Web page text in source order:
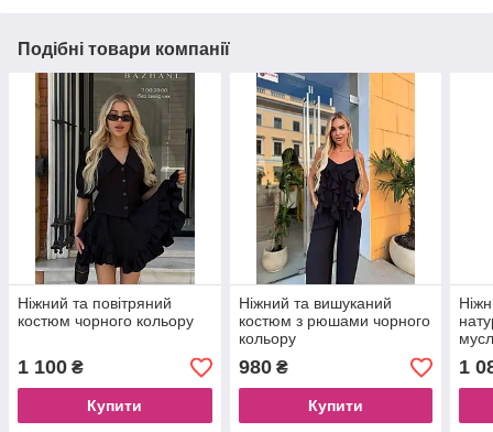
Подібні товари компанії
Ніжний та повітряний
костюм чорного кольору
1 100 ₴
Купити
Ніжний та вишуканий
костюм з рюшами чорного
кольору
980₴
Купити
1